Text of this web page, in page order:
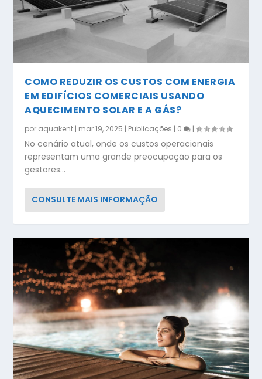
COMO REDUZIR OS CUSTOS COM ENERGIA
EM EDIFÍCIOS COMERCIAIS USANDO
AQUECIMENTO SOLAR E A GÁS?
por aquakent | mar 19, 2025 | Publicações | 0 |
No cenário atual, onde os custos operacionais
representam uma grande preocupação para os
gestores...
CONSULTE MAIS INFORMAÇÃO